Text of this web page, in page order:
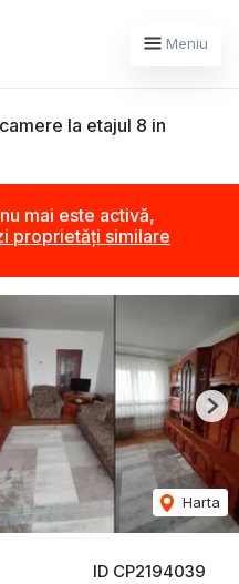
Meniu
la etajul 8 in
mai este activă,
proprietăți similare
ID CP2194039
Harta